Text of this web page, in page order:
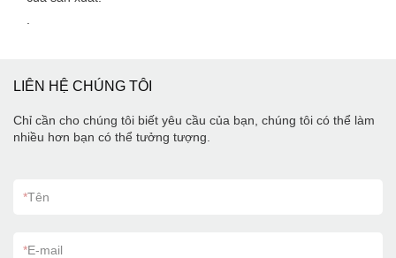
LIÊN HỆ CHÚNG TÔI
Chỉ cần cho chúng tôi biết yêu cầu của bạn, chúng tôi có thể làm
nhiều hơn bạn có thể tưởng tượng.
*Tên
*E-mail